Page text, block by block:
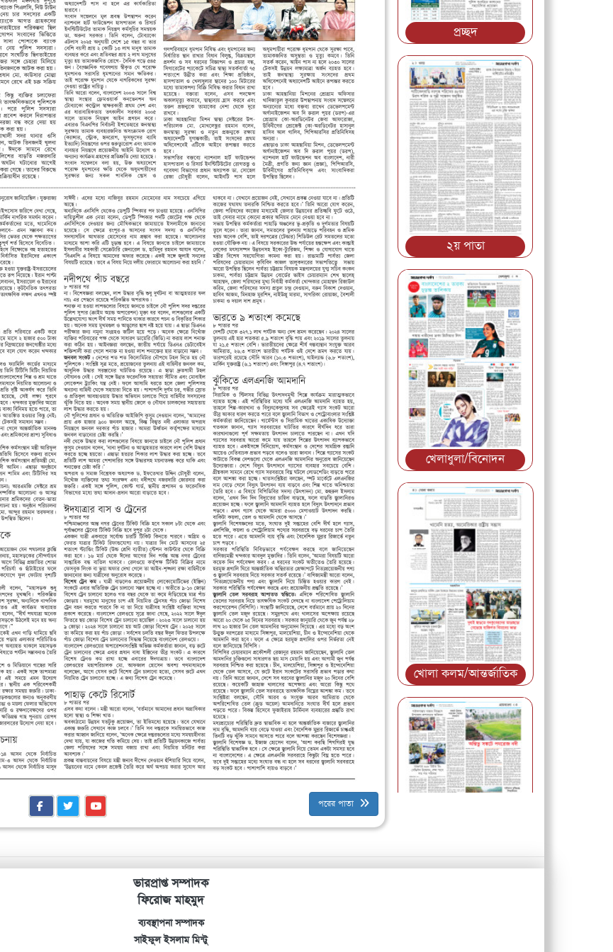
পরের পাতা
প্রচ্ছদ
২য় পাতা
খেলাধুলা/বিনোদন
খোলা কলম/আন্তর্জাতিক
ভারপ্রাপ্ত সম্পাদক
ফিরোজ মাহমুদ
ব্যবস্থাপনা সম্পাদক
সাইফুল ইসলাম মিন্টু